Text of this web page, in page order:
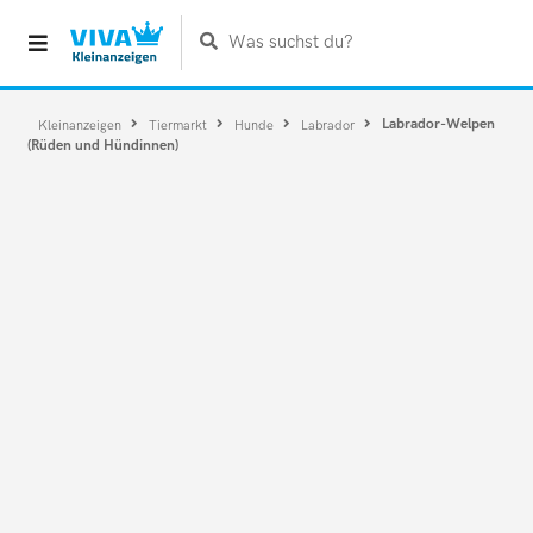
Was suchst du?
Kleinanzeigen Tiermarkt Hunde Labrador
Labrador-Welpen
(Rüden und Hündinnen)